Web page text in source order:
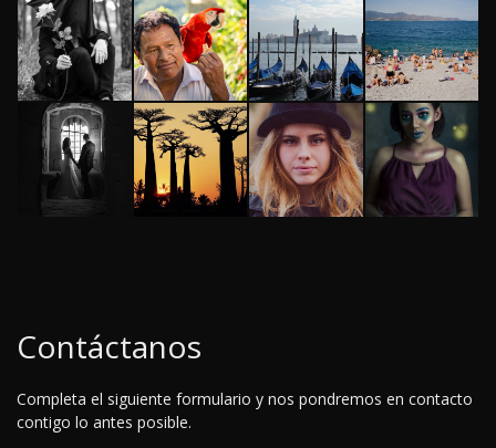
Contáctanos
Completa el siguiente formulario y nos pondremos en contacto
contigo lo antes posible.